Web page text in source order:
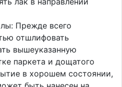
Прежде всего
отшлифовать
вышеуказанную
паркета и дощатого
в хорошем состоянии,